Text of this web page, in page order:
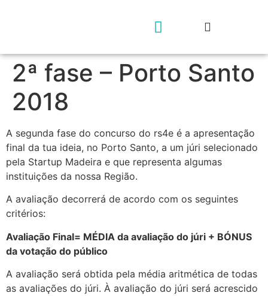
2ª fase – Porto Santo
2018
A segunda fase do concurso do rs4e é a apresentação
final da tua ideia, no Porto Santo, a um júri selecionado
pela Startup Madeira e que representa algumas
instituições da nossa Região.
A avaliação decorrerá de acordo com os seguintes
critérios:
Avaliação Final= MÉDIA da avaliação do júri + BÓNUS
da votação do público
A avaliação será obtida pela média aritmética de todas
as avaliações do júri. À avaliação do júri será acrescido